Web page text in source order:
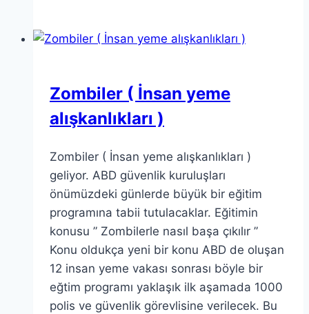
Zombiler ( İnsan yeme
alışkanlıkları )
Zombiler ( İnsan yeme alışkanlıkları )
geliyor. ABD güvenlik kuruluşları
önümüzdeki günlerde büyük bir eğitim
programına tabii tutulacaklar. Eğitimin
konusu ” Zombilerle nasıl başa çıkılır ”
Konu oldukça yeni bir konu ABD de oluşan
12 insan yeme vakası sonrası böyle bir
eğtim programı yaklaşık ilk aşamada 1000
polis ve güvenlik görevlisine verilecek. Bu